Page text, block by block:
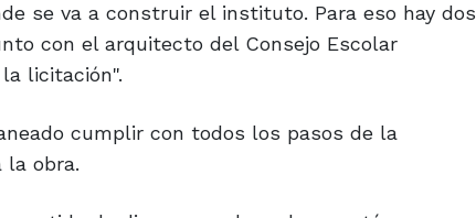
se va a construir el instituto. Para eso hay dos
con el arquitecto del Consejo Escolar
licitación".
cumplir con todos los pasos de la
la obra.